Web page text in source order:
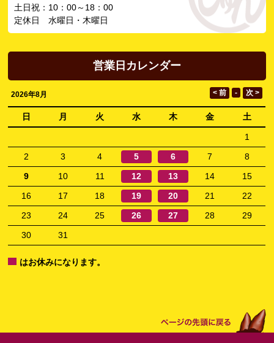
土日祝：10：00～18：00
定休日 水曜日・木曜日
営業日カレンダー
2026年8月
日 月 火 水 木 金 土
1
2
3 4 5 6 7
8
9
10 11 12 13 14
15
16
17 18 19 20 21
22
23
24 25 26 27 28
29
30
31
はお休みになります。